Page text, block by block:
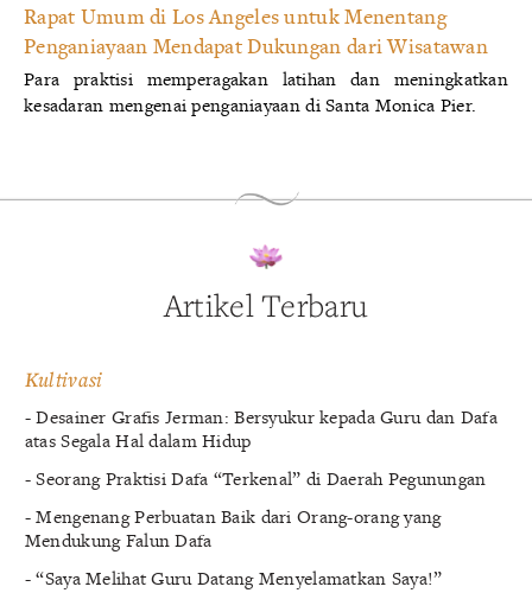
Rapat Umum di Los Angeles untuk Menentang
Penganiayaan Mendapat Dukungan dari Wisatawan
Para praktisi memperagakan latihan dan meningkatkan
kesadaran mengenai penganiayaan di Santa Monica Pier.
Artikel Terbaru
Kultivasi
- Desainer Grafis Jerman: Bersyukur kepada Guru dan Dafa
atas Segala Hal dalam Hidup
- Seorang Praktisi Dafa “Terkenal” di Daerah Pegunungan
- Mengenang Perbuatan Baik dari Orang-orang yang
Mendukung Falun Dafa
- “Saya Melihat Guru Datang Menyelamatkan Saya!”